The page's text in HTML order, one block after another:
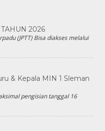
2026
(JPTT) Bisa diakses melalui
& Kepala MIN 1 Sleman
pengisian tanggal 16